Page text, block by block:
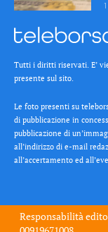
Tutti i diritti riservati. E’
presente sul sito.
Le foto presenti su
di pubblicazione in
pubblicazione di
all’indirizzo di e-mail
all’accertamento ed
Responsabilità